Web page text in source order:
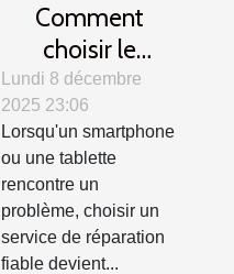
Comment
choisir le
meilleur service
de réparation
pour tablettes
et smartphones
?
Lundi 8 décembre
2025 23:06
Lorsqu'un smartphone
ou une tablette
rencontre un
problème, choisir un
service de réparation
fiable devient...